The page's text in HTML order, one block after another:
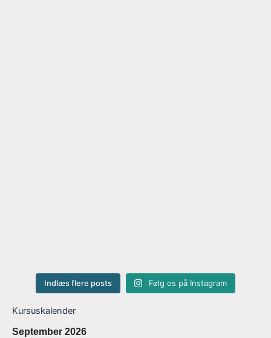
Indlæs flere posts Følg os på Instagram
Kursuskalender
September 2026